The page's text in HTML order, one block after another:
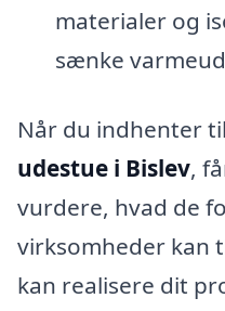
materialer og
sænke
Når du indhenter
udestue i Bislev,
vurdere, hvad de
virksomheder kan
kan realisere dit